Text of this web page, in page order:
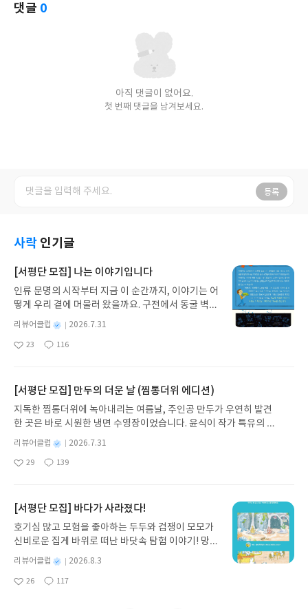
댓글 0
아직 댓글이 없어요.
첫 번째 댓글을 남겨보세요.
등록
사락 인기글
[서평단 모집] 나는 이야기입니다
인류 문명의 시작부터 지금 이 순간까지, 이야기는 어
떻게 우리 곁에 머물러 왔을까요. 구전에서 동굴 벽화
와 점토판을 거쳐 종이와 책으로, 그리고 오늘날 수천
권의 인쇄본으로 이어지는 이야기의 여정을 따라가
는 그림책입니다. 때로는 즐거움을, 때로는 위로를,
가 지닌 본질적 가치와 이야기를 누리는 기쁨을 다시
발견하게 합니다.나는 이야기입니다글쓴이댄 야카리
노 글/유수현 역출판사소원나무 예스24 바로가기 닫
기모집인원 : 10명신청기간 : 2026.07.31 ~ 2026.0
8.04발표일자 : 2026.08.06리뷰 작성기한 : 도서/상
품 받고 2주 이내 ▶ 주소/연락처 업데이트 : 신청 전
확률이 올라갑니다!! ※ 신청 전, 꼭 확인해주세요!-
'사락' 개설 후, 이 글의 댓글로 신청해주세요.- 기존
YES블로그는 '사락'으로 개편되어 별도로 개설하지
근 배송지가 아닌 회원정보상의 주소/연락처 (클릭
시 수정 가능)로 발송됩니다.- 주소/연락처에 문제가
별
리뷰어클럽
성
2026.7.31
좋
23
댓
116
작
[서평단 모집] 만두의 더운 날 (찜통더위 에디션)
지독한 찜통더위에 녹아내리는 여름날, 주인공 만두가 우연히 발견
한 곳은 바로 시원한 냉면 수영장이었습니다. 윤식이 작가 특유의 유
머러스한 캐릭터와 밝은 색감으로 그려낸 이 국내 창작 그림책은 무
더위에 지친 독자들에게 상상만으로도 더위가 싹 가시는 통쾌한 탈출
구를 선사합니다. 소원나무 베스트셀러 시리즈의 세 번째 이야기로,
통더위 에디션)글쓴이윤식이 저출판사소원나무 예스24 바로가기 닫
기모집인원 : 5명신청기간 : 2026.07.31 ~ 2026.08.04발표일자 : 20
26.08.06리뷰 작성기한 : 도서/상품 받고 2주 이내 ▶ 주소/연락처 업
데이트 : 신청 전 상품 받으실 주소/연락처를 업데이트 해주세요! (선
정 후 수정 불가)▶ 서평단 신청 방법 : 기대평 댓글을 작성해주세요!
먼저 작성한 리뷰를 올려주시면 당첨확률이 올라갑니다!! ※ 신청 전,
별
리뷰어클럽
성
2026.7.31
좋
29
댓
139
작
[서평단 모집] 바다가 사라졌다!
호기심 많고 모험을 좋아하는 두두와 겁쟁이 모모가
신비로운 집게 바위로 떠난 바닷속 탐험 이야기! 망둥
이, 소라게, 낙지 같은 바다 친구들과 신나게 놀던 중
갑자기 거대해진 집게 바위의 비밀을 마주하게 되는
데, 과연 바다에 무슨 일이 벌어진 걸까요? 상상력을
별
리뷰어클럽
성
2026.8.3
좋
26
댓
117
작